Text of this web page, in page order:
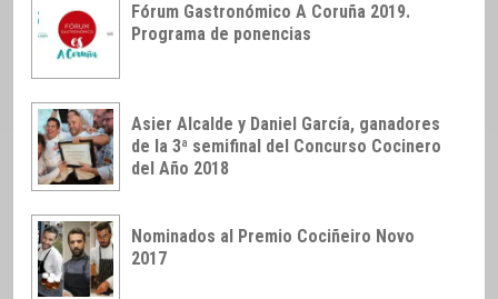
Fórum Gastronómico A Coruña 2019.
Programa de ponencias
Asier Alcalde y Daniel García, ganadores
de la 3ª semifinal del Concurso Cocinero
del Año 2018
Nominados al Premio Cociñeiro Novo
2017